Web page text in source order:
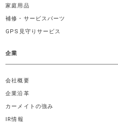
家庭用品
補修・サービスパーツ
GPS見守りサービス
企業
会社概要
企業沿革
カーメイトの強み
IR情報